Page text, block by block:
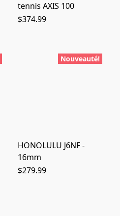
tennis AXIS 100
$374.99
Nouveauté!
HONOLULU J6NF -
16mm
$279.99